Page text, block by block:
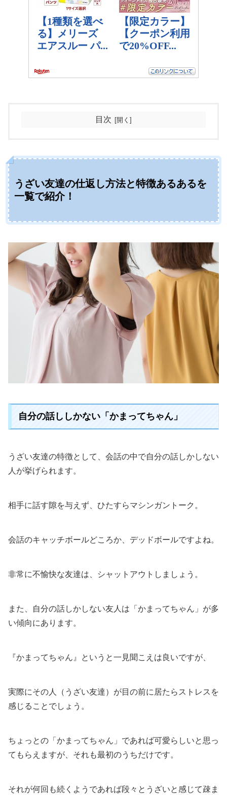
目次
うざい友達の仕返し方法と特徴あるあるを
一覧で紹介！
自分の話ししかない「かまってちゃん」
うざい友達の特徴として、会話の中で自分の話しかしない
人が挙げられます。
相手に話す隙を与えず、ひたすらマシンガントーク。
会話のキャッチボールどころか、デッドボールですよね。
非常に不愉快な友達は、シャットアウトしましょう。
また、自分の話しかしない友人は「かまってちゃん」が多
い傾向にあります。
『かまってちゃん』というと一見聞こえは良いですが、
実際にその人（うざい友達）が目の前に居たらストレスを
感じることでしょう。
ちょっとの「かまってちゃん」であれば可愛らしいと思っ
てもらえますが、それも最初のうちだけです。
それが何回も続くようであれば段々とうざいと感じて疎ま